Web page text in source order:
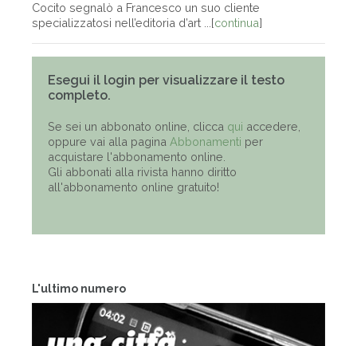
L'ultimo numero
Cocito segnalò a Francesco un suo cliente
specializzatosi nell’editoria d’art ...[continua]
Esegui il login per visualizzare il testo
completo.
Se sei un abbonato online, clicca qui accedere,
oppure vai alla pagina Abbonamenti per
acquistare l'abbonamento online.
Gli abbonati alla rivista hanno diritto
all'abbonamento online gratuito!